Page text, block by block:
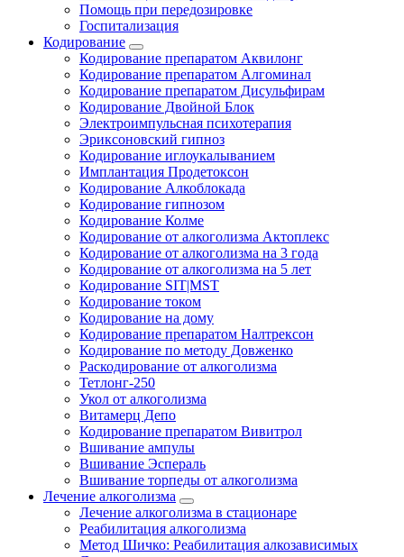
Помощь при передозировке
Госпитализация
Кодирование
Кодирование препаратом Аквилонг
Кодирование препаратом Алгоминал
Кодирование препаратом Дисульфирам
Кодирование Двойной Блок
Электроимпульсная психотерапия
Эриксоновский гипноз
Кодирование иглоукалыванием
Имплантация Продетоксон
Кодирование Алкоблокада
Кодирование гипнозом
Кодирование Колме
Кодирование от алкоголизма Актоплекс
Кодирование от алкоголизма на 3 года
Кодирование от алкоголизма на 5 лет
Кодирование SIT|MST
Кодирование током
Кодирование на дому
Кодирование препаратом Налтрексон
Кодирование по методу Довженко
Раскодирование от алкоголизма
Тетлонг-250
Укол от алкоголизма
Витамерц Депо
Кодирование препаратом Вивитрол
Вшивание ампулы
Вшивание Эспераль
Вшивание торпеды от алкоголизма
Лечение алкоголизма
Лечение алкоголизма в стационаре
Реабилитация алкоголизма
Метод Шичко: Реабилитация алкозависимых